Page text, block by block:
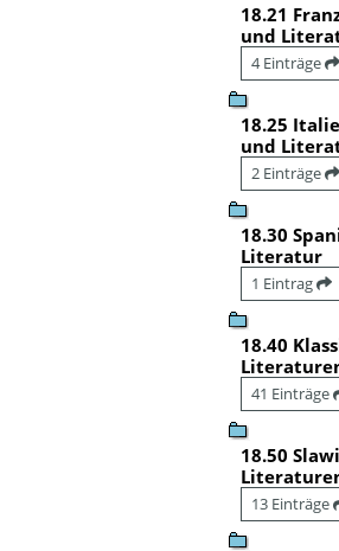
18.21
und
4 Einträge
18.25
und
2 Einträge
18.30
Literatur
1 Eintrag
18.40
41 Einträge
18.50
13 Einträge